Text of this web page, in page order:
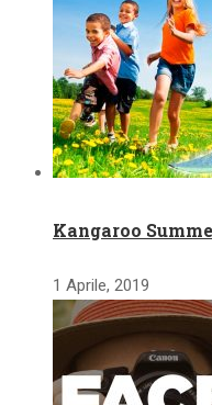
Kangaroo
1 Aprile, 2019